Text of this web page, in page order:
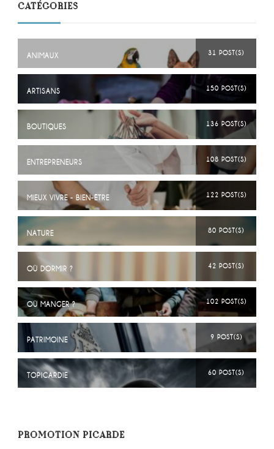
CATÉGORIES
ANIMAUX 31 POST(S)
ARTISANS 150 POST(S)
BOUTIQUES 136 POST(S)
ENTREPRENEURS 108 POST(S)
MIEUX VIVRE - BIEN-ÊTRE 122 POST(S)
NATURE 80 POST(S)
OÙ DORMIR ? 42 POST(S)
OÙ MANGER ? 102 POST(S)
PATRIMOINE 9 POST(S)
TOPICARDIE 60 POST(S)
PROMOTION PICARDE